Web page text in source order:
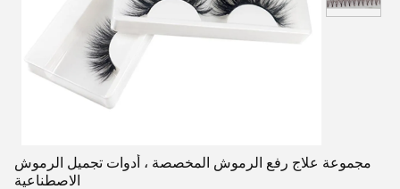
مجموعة علاج رفع الرموش المخصصة ، أدوات تجميل الرموش
الاصطناعية